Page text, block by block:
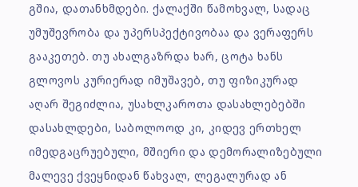
გშია, დათანხმდები. ქალაქში წამოხვალ, სადაც
უმუშევრობა და უპერსპექტივობაა და ვერაფერს
გააკეთებ. თუ ახალგაზრდა ხარ, ცოტა ხანს
გლოვოს კურიერად იმუშავებ, თუ ფიზიკურად
აღარ შეგიძლია, უსახლკაროთა დასახლებებში
დასახლდები, საბოლოოდ კი, კიდევ ერთხელ
იმედგაცრუებული, მშიერი და დემორალიზებული
მალევე ქვეყნიდან წახვალ, ლეგალურად ან